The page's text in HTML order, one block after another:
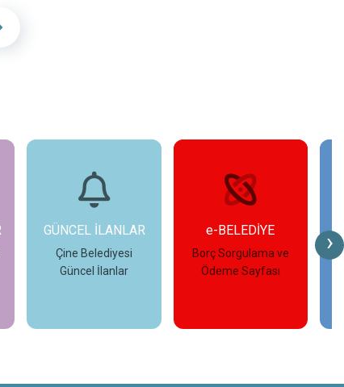
›
e-BELEDİYE
Borç Sorgulama ve
Ödeme Sayfası
FOTO GALERİ
Çine Belediyesi
Fotoğraf Galerisi